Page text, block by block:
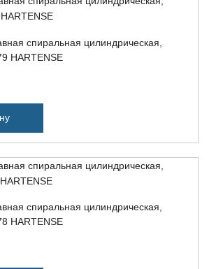
спиральная цилиндрическая,
HARTENSE
спиральная цилиндрическая,
HARTENSE